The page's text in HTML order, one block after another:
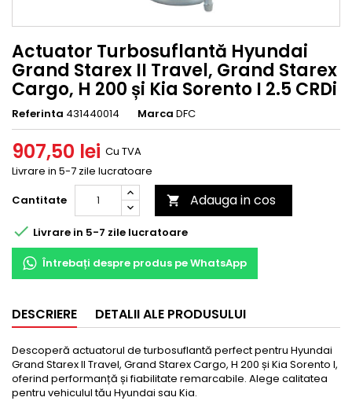
Actuator Turbosuflantă Hyundai
Grand Starex II Travel, Grand Starex
Cargo, H 200 și Kia Sorento I 2.5 CRDi
Referinta 431440014 Marca DFC
907,50 lei Cu TVA
Livrare in 5-7 zile lucratoare
Cantitate
 Adauga in cos
 Livrare in 5-7 zile lucratoare
Întrebați despre produs pe WhatsApp
DESCRIERE DETALII ALE PRODUSULUI
Descoperă actuatorul de turbosuflantă perfect pentru Hyundai
Grand Starex II Travel, Grand Starex Cargo, H 200 și Kia Sorento I,
oferind performanță și fiabilitate remarcabile. Alege calitatea
pentru vehiculul tău Hyundai sau Kia.